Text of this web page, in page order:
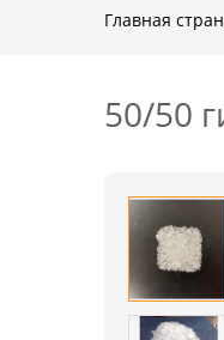
Главная
50/50